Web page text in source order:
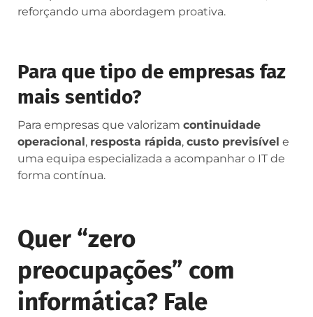
reforçando uma abordagem proativa.
Para que tipo de empresas faz
mais sentido?
Para empresas que valorizam continuidade
operacional, resposta rápida, custo previsível e
uma equipa especializada a acompanhar o IT de
forma contínua.
Quer “zero
preocupações” com
informática? Fale